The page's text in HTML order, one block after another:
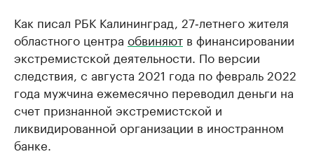
Как писал РБК Калининград, 27‑летнего жителя
областного центра обвиняют в финансировании
экстремистской деятельности. По версии
следствия, с августа 2021 года по февраль 2022
года мужчина ежемесячно переводил деньги на
счет признанной экстремистской и
ликвидированной организации в иностранном
банке.